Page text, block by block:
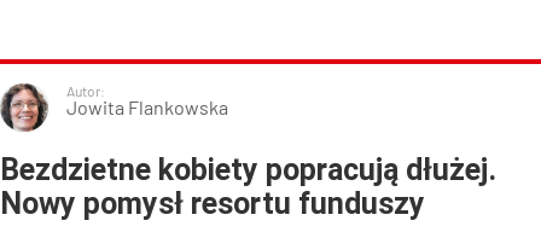
Autor:
Jowita Flankowska
Bezdzietne kobiety popracują dłużej.
Nowy pomysł resortu funduszy